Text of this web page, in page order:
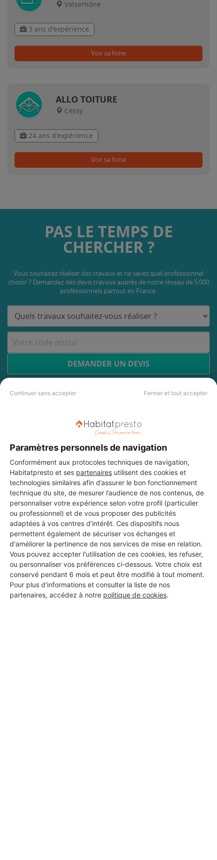
Continuer sans accepter Fermer et tout accepter
Paramètres personnels de navigation
Conformément aux protocoles techniques de navigation,
Habitatpresto et ses partenaires utilisent des cookies et
technologies similaires afin d’assurer le bon fonctionnement
technique du site, de mesurer l’audience de nos contenus, de
personnaliser votre expérience selon votre profil (particulier
ou professionnel) et de vous proposer des publicités
adaptées à vos centres d’intérêt. Ces dispositifs nous
permettent également de sécuriser vos échanges et
d'améliorer la pertinence de nos services de mise en relation.
Vous pouvez accepter l'utilisation de ces cookies, les refuser,
ou personnaliser vos préférences ci-dessous. Votre choix est
conservé pendant 6 mois et peut être modifié à tout moment.
Pour plus d'informations et consulter la liste de nos
partenaires, accédez à notre politique de cookies.
Valserhône
3 ans d'expérience
Voir sa fiche
ALLO TOITURE
Cessy
24 ans d'expérience
Voir sa fiche
PAS LE TEMPS DE
CHERCHER ?
Vous souhaitez réaliser des travaux et ne savez quel professionnel
choisir ? Demandez des devis travaux auprès de notre réseau de 5 000
professionnels partout en France.
DEMANDER UN DEVIS
Les 3 autres Menuisiers pour
vos travaux à Viriat
XAVIER DIOGO JORGE
Viriat
7 ans d'expérience
Voir sa fiche
RPS01PLOMBERIE
Viriat